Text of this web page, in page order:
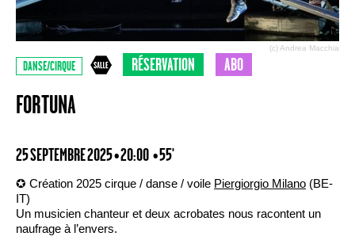
(c) Andrea Macchia
DANSE/CIRQUE RÉSERVATION ABO
FORTUNA
25 SEPTEMBRE 2025 • 20:00 • 55'
✪ Création 2025 cirque / danse / voile Piergiorgio Milano (BE-
IT)
Un musicien chanteur et deux acrobates nous racontent un
naufrage à l’envers.